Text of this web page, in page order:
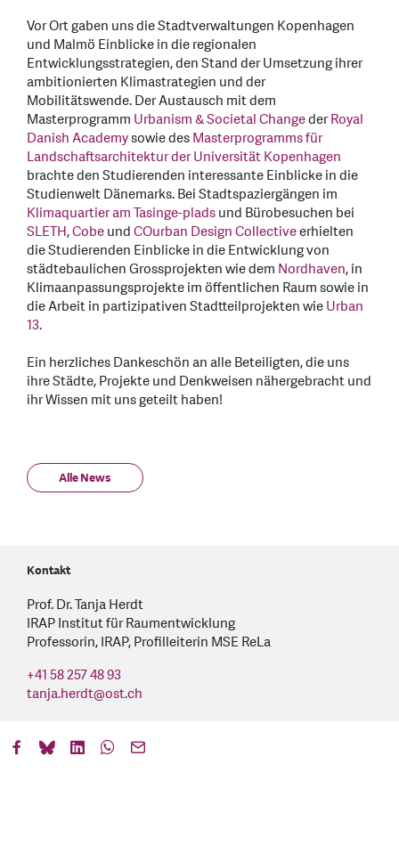
Vor Ort gaben uns die Stadtverwaltungen Kopenhagen
und Malmö Einblicke in die regionalen
Entwicklungsstrategien, den Stand der Umsetzung ihrer
ambitionierten Klimastrategien und der
Mobilitätswende. Der Austausch mit dem
Masterprogramm Urbanism & Societal ChangederRoyal
Danish Academysowie desMasterprogramms für
Landschaftsarchitektur der Universität Kopenhagen
brachte den Studierenden interessante Einblicke in die
Studienwelt Dänemarks. Bei Stadtspaziergängen im
Klimaquartier am Tasinge-pladsund Bürobesuchen bei
SLETH,CobeundCOurban Design Collectiveerhielten
die Studierenden Einblicke in die Entwicklung von
städtebaulichen Grossprojekten wie dem Nordhaven, in
Klimaanpassungsprojekte im öffentlichen Raum sowie in
die Arbeit in partizipativen Stadtteilprojekten wieUrban
13.
Ein herzliches Dankeschön an alle Beteiligten, die uns
ihre Städte, Projekte und Denkweisen nähergebracht und
ihr Wissen mit uns geteilt haben!
Alle News
Kontakt
Prof. Dr. Tanja Herdt
IRAP Institut für Raumentwicklung
Professorin, IRAP, Profilleiterin MSE ReLa
+41 58 257 48 93
tanja.herdt@ost.ch